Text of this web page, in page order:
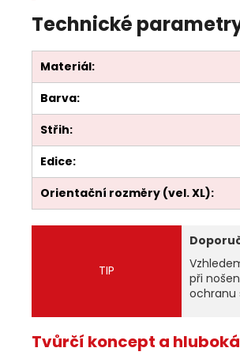
Technické
Materiál:
Barva:
Střih:
Edice:
Orientační rozměry (vel. XL):
TIP
při
ochranu
Tvůrčí koncept a